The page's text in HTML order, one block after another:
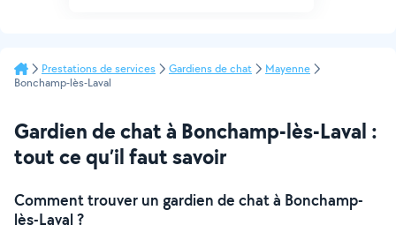
Prestations de services Gardiens de chat
Mayenne
Bonchamp-lès-Laval
Gardien de chat à Bonchamp-lès-Laval :
tout ce qu’il faut savoir
Comment trouver un gardien de chat à Bonchamp-
lès-Laval ?